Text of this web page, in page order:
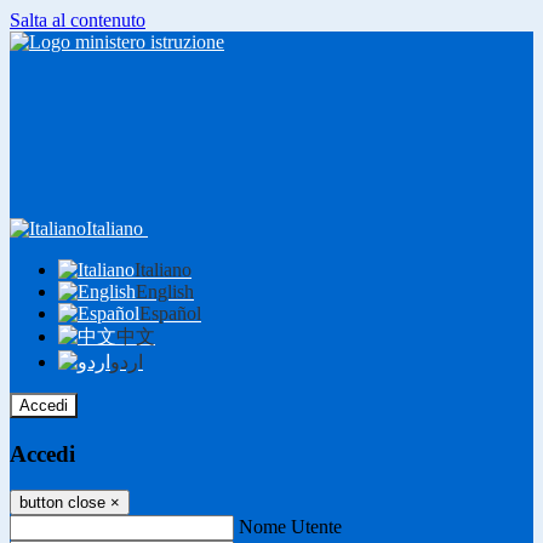
Salta al contenuto
Italiano
Italiano
English
Español
中文
اردو
Accedi
Accedi
button close ×
Nome Utente